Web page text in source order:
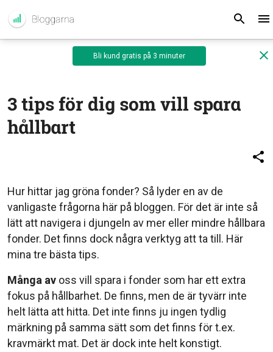
Bli kund gratis på 3 minuter
3 tips för dig som vill spara
hållbart
Hur hittar jag gröna fonder? Så lyder en av de
vanligaste frågorna här på bloggen. För det är inte så
lätt att navigera i djungeln av mer eller mindre hållbara
fonder. Det finns dock några verktyg att ta till. Här
mina tre bästa tips.
Många av oss vill spara i fonder som har ett extra
fokus på hållbarhet. De finns, men de är tyvärr inte
helt lätta att hitta. Det inte finns ju ingen tydlig
märkning på samma sätt som det finns för t.ex.
kravmärkt mat. Det är dock inte helt konstigt.